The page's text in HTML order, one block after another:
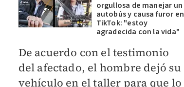
orgullosa de manejar un
autobús y causa furor en
TikTok: "estoy
agradecida con la vida"
De acuerdo con el testimonio
del afectado, el hombre dejó su
vehículo en el taller para que lo